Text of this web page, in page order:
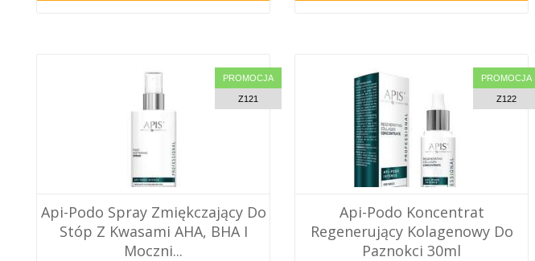
PROMOCJA
Z121
Api-Podo Spray Zmiękczający Do
Stóp Z Kwasami AHA, BHA I
Moczni...
PROMOCJA
Z122
Api-Podo Koncentrat
Regenerujący Kolagenowy Do
Paznokci 30ml